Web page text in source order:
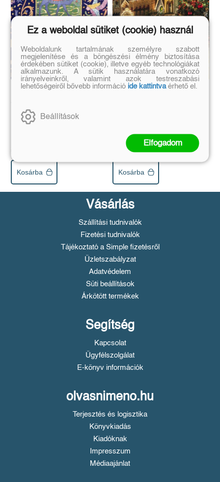
Kosárba
Eredeti ár:
2 990 Ft
Online ár:
2 512 Ft
Kosárba
Vásárlás
Szállítási tudnivalók
Fizetési tudnivalók
Tájékoztató a Simple fizetésről
Üzletszabályzat
Adatvédelem
Süti beállítások
Árkötött termékek
Segítség
Kapcsolat
Ügyfélszolgálat
E-könyv információk
olvasnimeno.hu
Terjesztés és logisztika
Könyvkiadás
Kiadóknak
Impresszum
Médiaajánlat
Ez a weboldal sütiket (cookie) használ
Weboldalunk tartalmának személyre szabott
megjelenítése és a böngészési élmény biztosítása
érdekében sütiket (cookie), illetve egyéb technológiákat
alkalmazunk. A sütik használatára vonatkozó
irányelveinkről, valamint azok testreszabási
lehetőségeiről bővebb információ ide kattintvaérhető el.
Beállítások
Elfogadom